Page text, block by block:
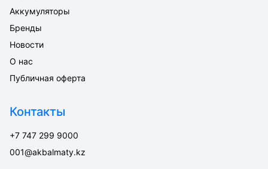
Аккумуляторы
Бренды
Новости
О нас
Публичная оферта
Контакты
+7 747 299 9000
001@akbalmaty.kz